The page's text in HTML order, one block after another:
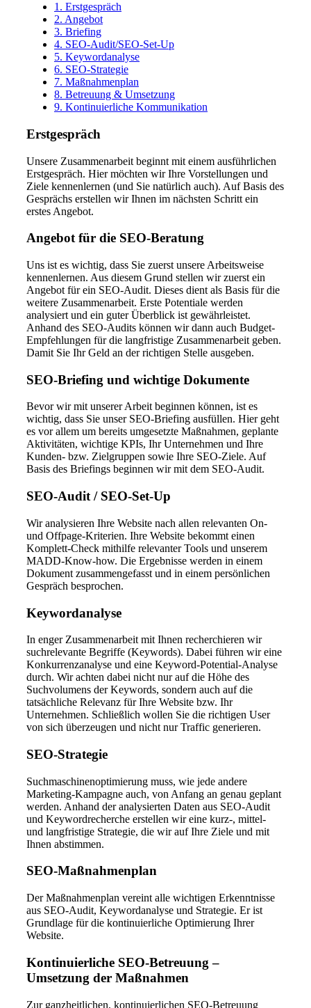
1. Erstgespräch
2. Angebot
3. Briefing
4. SEO-Audit/SEO-Set-Up
5. Keywordanalyse
6. SEO-Strategie
7. Maßnahmenplan
8. Betreuung & Umsetzung
9. Kontinuierliche Kommunikation
Erstgespräch
Unsere Zusammenarbeit beginnt mit einem ausführlichen
Erstgespräch. Hier möchten wir Ihre Vorstellungen und
Ziele kennenlernen (und Sie natürlich auch). Auf Basis des
Gesprächs erstellen wir Ihnen im nächsten Schritt ein
erstes Angebot.
Angebot für die SEO-Beratung
Uns ist es wichtig, dass Sie zuerst unsere Arbeitsweise
kennenlernen. Aus diesem Grund stellen wir zuerst ein
Angebot für ein SEO-Audit. Dieses dient als Basis für die
weitere Zusammenarbeit. Erste Potentiale werden
analysiert und ein guter Überblick ist gewährleistet.
Anhand des SEO-Audits können wir dann auch Budget-
Empfehlungen für die langfristige Zusammenarbeit geben.
Damit Sie Ihr Geld an der richtigen Stelle ausgeben.
SEO-Briefing und wichtige Dokumente
Bevor wir mit unserer Arbeit beginnen können, ist es
wichtig, dass Sie unser SEO-Briefing ausfüllen. Hier geht
es vor allem um bereits umgesetzte Maßnahmen, geplante
Aktivitäten, wichtige KPIs, Ihr Unternehmen und Ihre
Kunden- bzw. Zielgruppen sowie Ihre SEO-Ziele. Auf
Basis des Briefings beginnen wir mit dem SEO-Audit.
SEO-Audit / SEO-Set-Up
Wir analysieren Ihre Website nach allen relevanten On-
und Offpage-Kriterien. Ihre Website bekommt einen
Komplett-Check mithilfe relevanter Tools und unserem
MADD-Know-how. Die Ergebnisse werden in einem
Dokument zusammengefasst und in einem persönlichen
Gespräch besprochen.
Keywordanalyse
In enger Zusammenarbeit mit Ihnen recherchieren wir
suchrelevante Begriffe (Keywords). Dabei führen wir eine
Konkurrenzanalyse und eine Keyword-Potential-Analyse
durch. Wir achten dabei nicht nur auf die Höhe des
Suchvolumens der Keywords, sondern auch auf die
tatsächliche Relevanz für Ihre Website bzw. Ihr
Unternehmen. Schließlich wollen Sie die richtigen User
von sich überzeugen und nicht nur Traffic generieren.
SEO-Strategie
Suchmaschinenoptimierung muss, wie jede andere
Marketing-Kampagne auch, von Anfang an genau geplant
werden. Anhand der analysierten Daten aus SEO-Audit
und Keywordrecherche erstellen wir eine kurz-, mittel-
und langfristige Strategie, die wir auf Ihre Ziele und mit
Ihnen abstimmen.
SEO-Maßnahmenplan
Der Maßnahmenplan vereint alle wichtigen Erkenntnisse
aus SEO-Audit, Keywordanalyse und Strategie. Er ist
Grundlage für die kontinuierliche Optimierung Ihrer
Website.
Kontinuierliche SEO-Betreuung –
Umsetzung der Maßnahmen
Zur ganzheitlichen, kontinuierlichen SEO-Betreuung